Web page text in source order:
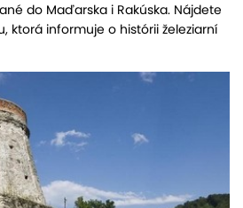
do Maďarska i Rakúska. Nájdete
ktorá informuje o histórii železiarní